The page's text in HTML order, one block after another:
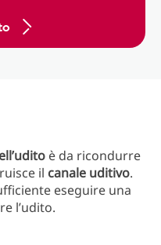
è da ricondurre
il canale uditivo.
eseguire una
l’udito.